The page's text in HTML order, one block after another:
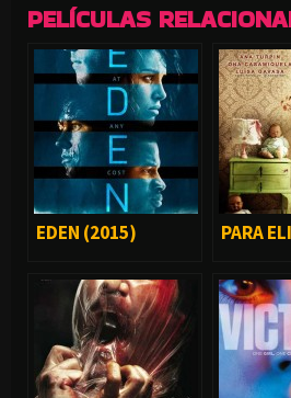
PELÍCULAS
EDEN (2015) PARA